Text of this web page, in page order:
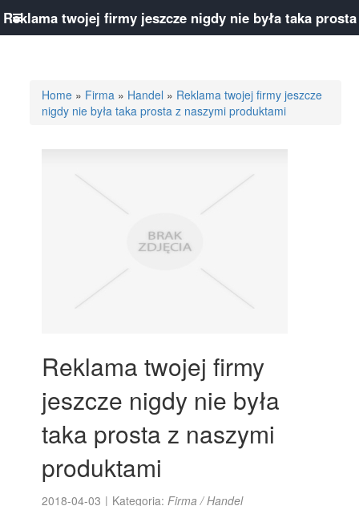
Home » Firma » Handel » Reklama twojej firmy jeszcze
nigdy nie była taka prosta z naszymi produktami
Reklama twojej firmy
jeszcze nigdy nie była
taka prosta z naszymi
produktami
2018-04-03 | Kategoria:Firma / Handel
Reklama twojej firmy jeszcze nigdy nie była taka prosta